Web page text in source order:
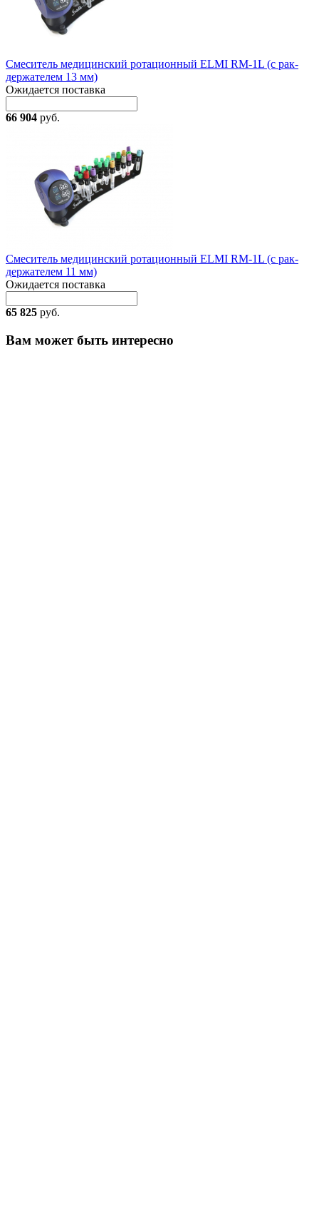
Смеситель медицинский ротационный ELMI RM-1L (с рак-
держателем 13 мм)
Ожидается поставка
66 904 руб.
Смеситель медицинский ротационный ELMI RM-1L (с рак-
держателем 11 мм)
Ожидается поставка
65 825 руб.
Вам может быть интересно